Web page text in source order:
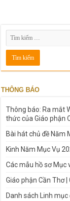
THÔNG BÁO
Thông báo: Ra mắt
thức của Giáo phận
Bài hát chủ đề Năm
Kinh Năm Mục Vụ
Các mẫu hồ sơ Mục
Giáo phận Cần Thơ
Danh sách Linh